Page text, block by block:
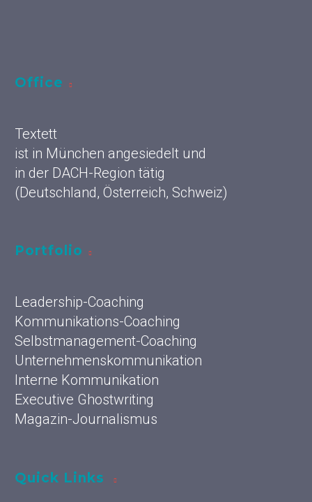
Office
Textett
ist in München angesiedelt und
in der DACH-Region tätig
(Deutschland, Österreich, Schweiz)
Portfolio
Leadership-Coaching
Kommunikations-Coaching
Selbstmanagement-Coaching
Unternehmenskommunikation
Interne Kommunikation
Executive Ghostwriting
Magazin-Journalismus
Quick Links